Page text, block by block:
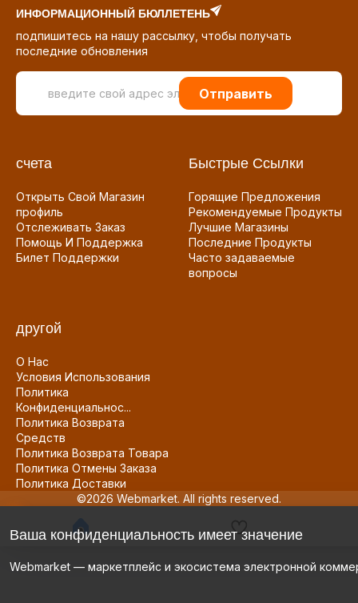
ИНФОРМАЦИОННЫЙ БЮЛЛЕТЕНЬ
подпишитесь на нашу рассылку, чтобы получать
последние обновления
Отправить
счета
Открыть Свой Магазин
профиль
Отслеживать Заказ
Помощь И Поддержка
Билет Поддержки
Быстрые Ссылки
Горящие Предложения
Рекомендуемые Продукты
Лучшие Магазины
Последние Продукты
Часто задаваемые
вопросы
другой
О Нас
Условия Использования
Политика
Конфиденциальнос...
Политика Возврата
Средств
Политика Возврата Товара
Политика Отмены Заказа
Политика Доставки
©2026 Webmarket. All rights reserved.
Ваша конфиденциальность имеет значение
Webmarket — маркетплейс и экосистема электронной